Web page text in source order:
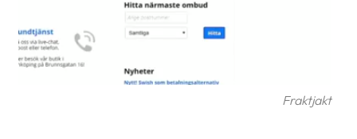
Frakthandlingar
Skrivarinställningar
Fraktjakt